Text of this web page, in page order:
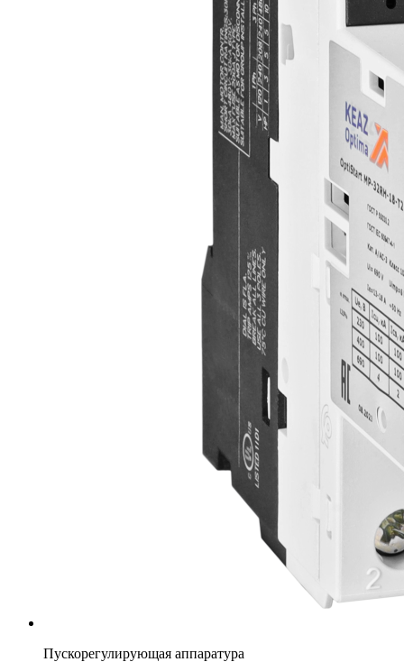
Пускорегулирующая аппаратура